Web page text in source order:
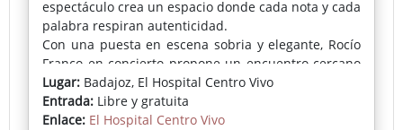
espectáculo crea un espacio donde cada nota y cada
palabra respiran autenticidad.
Con una puesta en escena sobria y elegante, Rocío
Franco en concierto propone un encuentro cercano
con el público: una pausa en el tiempo para sentir,
recordar y dejarse atravesar por historias que
hablan de amor, memoria y vida.
Lugar: Badajoz, El Hospital Centro Vivo
Entrada: Libre y gratuita
Enlace: El Hospital Centro Vivo